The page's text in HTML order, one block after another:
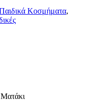
Κοσμήματα,
Ματάκι